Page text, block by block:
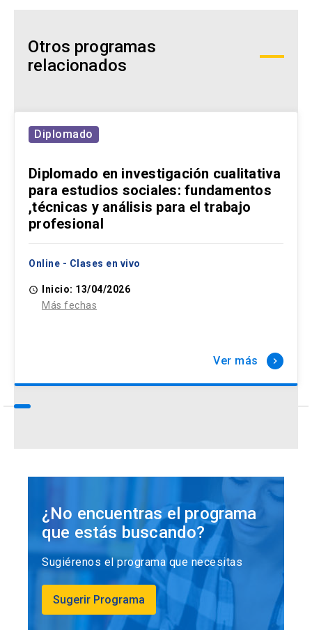
Otros programas
relacionados
Diplomado
Diplomado en investigación cualitativa
para estudios sociales: fundamentos
,técnicas y análisis para el trabajo
profesional
Online - Clases en vivo
access_time
Inicio: 13/04/2026
Más fechas
Ver más keyboard_arrow_right
¿No encuentras el programa
que estás buscando?
Sugiérenos el programa que necesitas
Sugerir Programa